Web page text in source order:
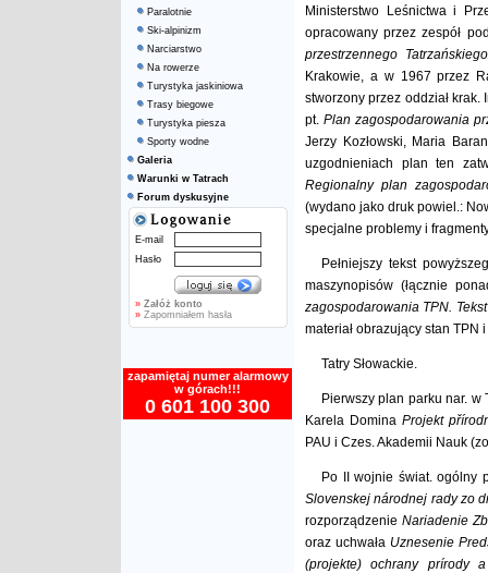
Paralotnie
Ski-alpinizm
Narciarstwo
Na rowerze
Turystyka jaskiniowa
Trasy biegowe
Turystyka piesza
Sporty wodne
Galeria
Warunki w Tatrach
Forum dyskusyjne
E-mail
Hasło
» Załóż konto
»Zapomniałem hasła
zapamiętaj numer alarmowy
w górach!!!
0 601 100 300
Ministerstwo Leśnictwa i
opracowany przez zespół
przestrzennego
Krakowie, a w 1967 przez
stworzony przez oddział
pt. Plan zagospodarowania
Jerzy Kozłowski, Maria
uzgodnieniach plan ten
Regionalny plan
(wydano jako druk powiel.:
specjalne problemy i
Pełniejszy tekst
maszynopisów (łącznie
zagospodarowania TPN.
materiał obrazujący stan
Tatry Słowackie.
Pierwszy plan parku nar. w
Karela Domina Projekt
PAU i Czes. Akademii Nauk
Po II wojnie świat. ogólny
Slovenskej národnej rady zo
rozporządzenieNariadenie
oraz uchwała Uznesenie
(projekte) ochrany prírody